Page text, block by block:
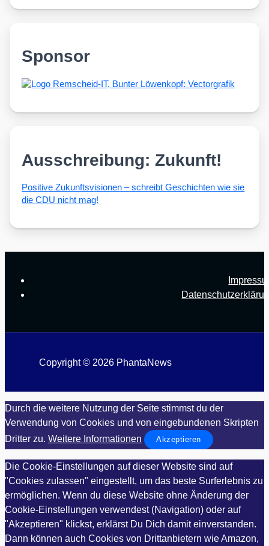
Sponsor
Ausschreibung: Zukunft!
Posi­ti­ve Zukunfts­vi­sio­nen – schreibt Geschich­ten wie sie
die CDU nicht mag!
Copyright © 2026 PhantaNews
Durch die weitere Nutzung der Seite stimmst du der
Verwendung von Cookies und von eingebundenen Skripten
Dritter zu. Weitere Informationen Akzeptieren
Die Cookie-Einstellungen auf dieser Website sind auf
"Cookies zulassen" eingestellt, um das beste Surferlebnis zu
ermöglichen. Wenn du diese Website ohne Änderung der
Cookie-Einstellungen verwendest (Navigation) oder auf
"Akzeptieren" klickst, erklärst Du Dich damit einverstanden.
Dann können auch Cookies von Drittanbietern wie Amazon,